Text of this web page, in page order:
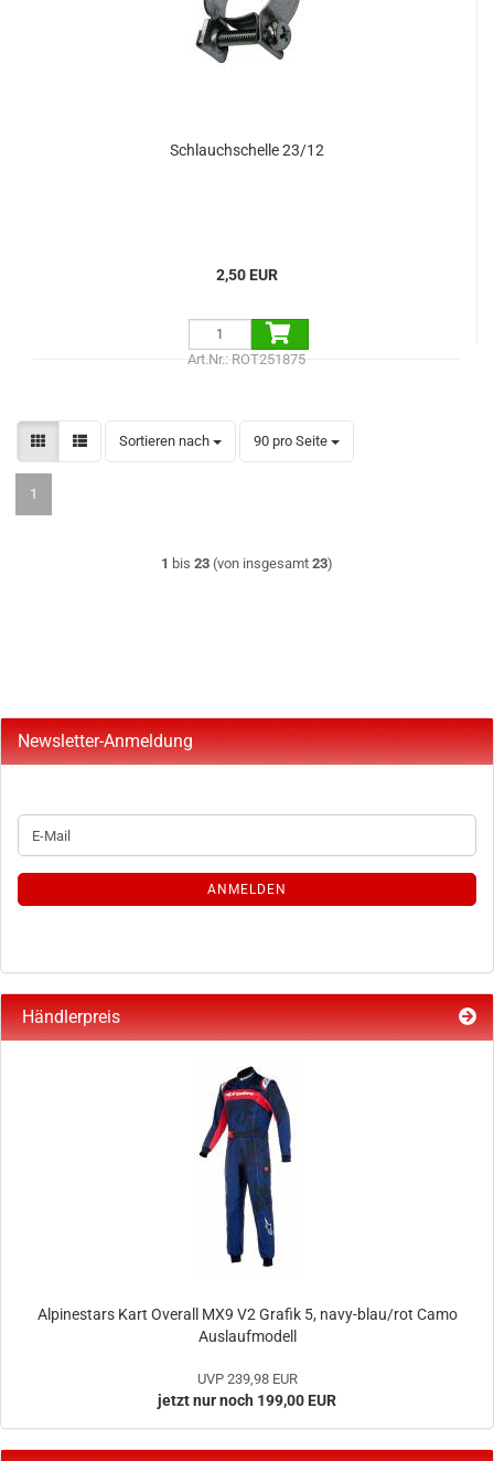
Schlauchschelle 23/12
2,50 EUR
Art.Nr.: ROT251875
Sortieren nach
Sortieren nach 90 pro Seite
pro Seite
1
1 bis 23 (von insgesamt 23)
Newsletter-Anmeldung
WEITER
ZUR
ANMELDUNG
E-
Mail
ANMELDEN
Händlerpreis
Alpinestars Kart Overall MX9 V2 Grafik 5, navy-blau/rot Camo
Auslaufmodell
UVP 239,98 EUR
jetzt nur noch 199,00 EUR